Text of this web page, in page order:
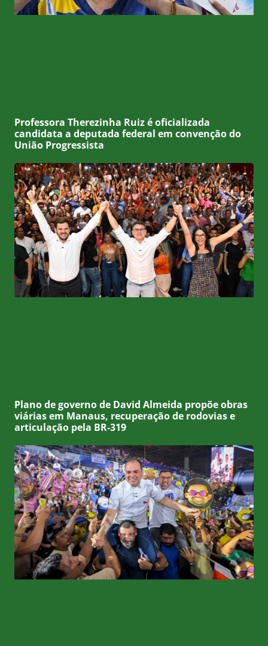
Professora Therezinha Ruiz é oficializada
candidata a deputada federal em convenção do
União Progressista
Plano de governo de David Almeida propõe obras
viárias em Manaus, recuperação de rodovias e
articulação pela BR-319